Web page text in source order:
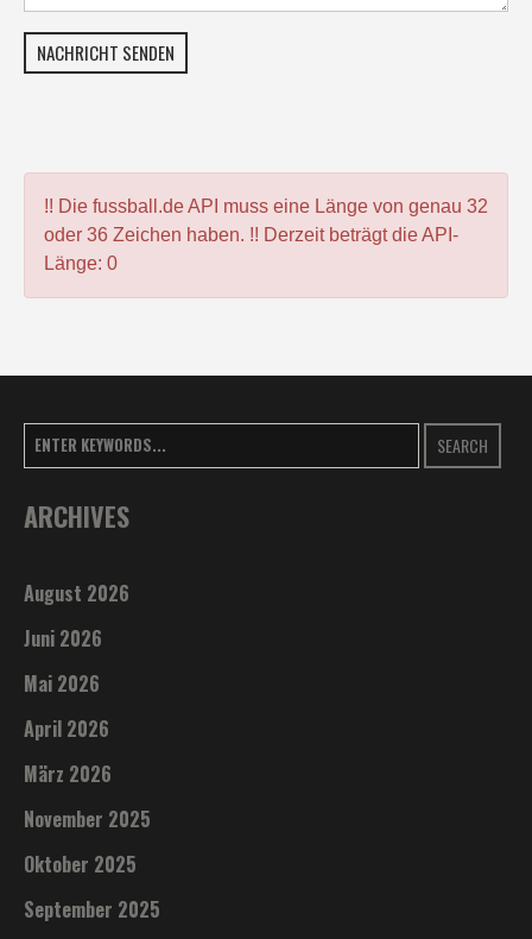
NACHRICHT SENDEN
!! Die fussball.de API muss eine Länge von genau 32
oder 36 Zeichen haben. !! Derzeit beträgt die API-
Länge: 0
SEARCH
ARCHIVES
August 2026
Juni 2026
Mai 2026
April 2026
März 2026
November 2025
Oktober 2025
September 2025